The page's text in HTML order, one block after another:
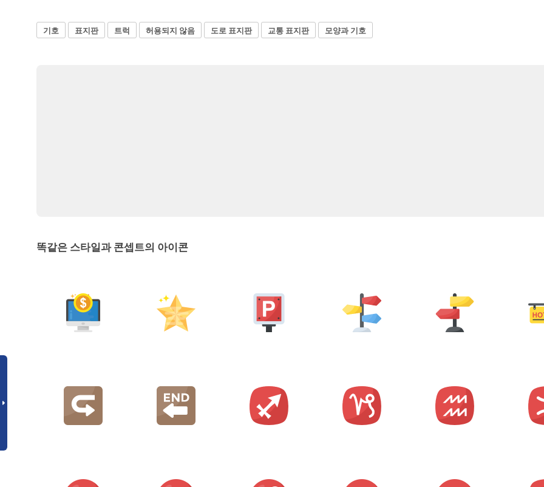
기호 표지판 트럭 허용되지 않음 도로 표지판 교통 표지판 모양과 기호
똑같은 스타일과 콘셉트의 아이콘